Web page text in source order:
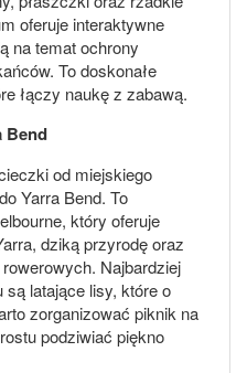
oferuje interaktywne
na temat ochrony
To doskonałe
łączy naukę z zabawą.
Bend
od miejskiego
Yarra Bend. To
który oferuje
dziką przyrodę oraz
Najbardziej
latające lisy, które o
zorganizować piknik na
podziwiać piękno